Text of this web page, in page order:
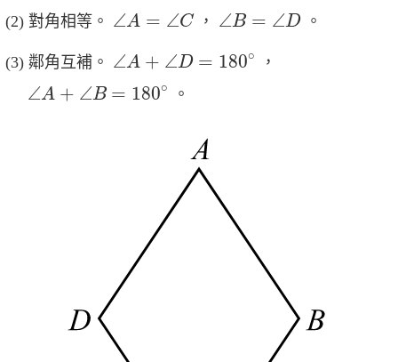
對角相等。 ∠A = ∠C
∠ A C ， ∠B = ∠D
∠B D 。
鄰角互補。 ∠A + ∠D = 180∘
∠ A + ∠D= 180 ∘ ，
∠A + ∠B = 180∘
∠ A + ∠B= 180∘ 。